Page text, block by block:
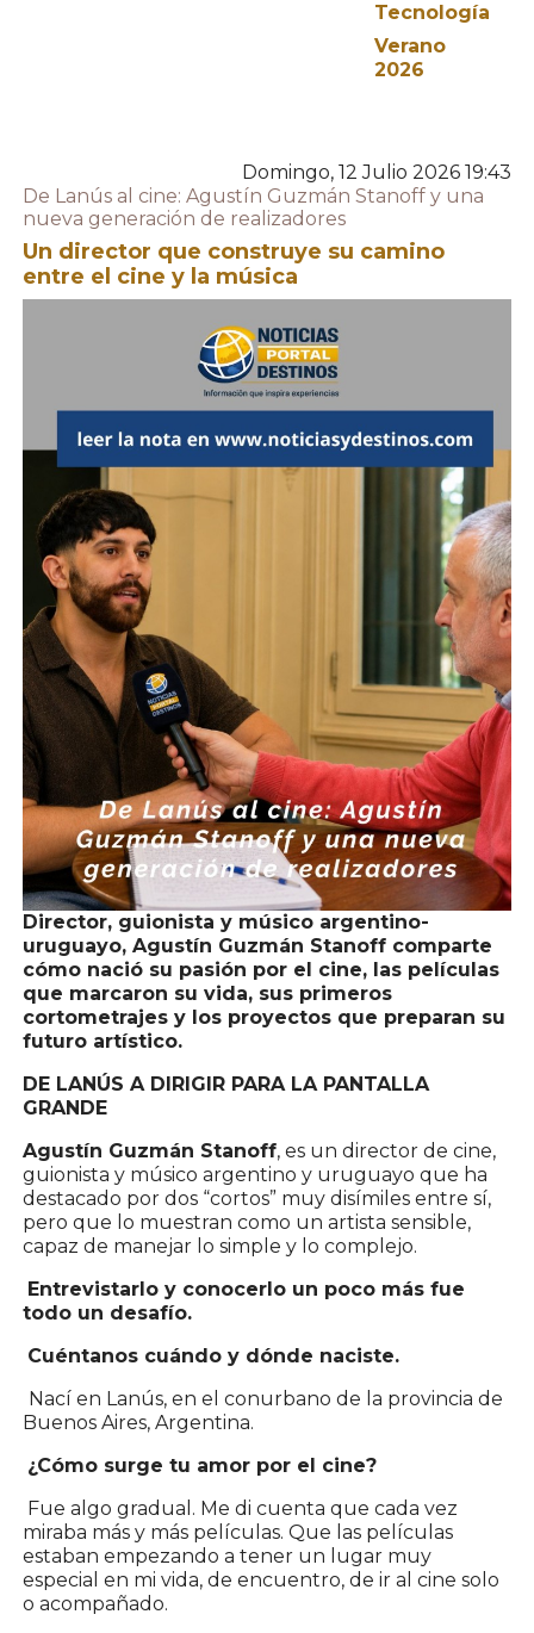
Tecnología
Verano
2026
Domingo, 12 Julio 2026 19:43
De Lanús al cine: Agustín Guzmán Stanoff y una
nueva generación de realizadores
Un director que construye su camino
entre el cine y la música
Director, guionista y músico argentino-
uruguayo, Agustín Guzmán Stanoff comparte
cómo nació su pasión por el cine, las películas
que marcaron su vida, sus primeros
cortometrajes y los proyectos que preparan su
futuro artístico.
DE LANÚS A DIRIGIR PARA LA PANTALLA
GRANDE
Agustín Guzmán Stanoff, es un director de cine,
guionista y músico argentino y uruguayo que ha
destacado por dos “cortos” muy disímiles entre sí,
pero que lo muestran como un artista sensible,
capaz de manejar lo simple y lo complejo.
Entrevistarlo y conocerlo un poco más fue
todo un desafío.
Cuéntanos cuándo y dónde naciste.
Nací en Lanús, en el conurbano de la provincia de
Buenos Aires, Argentina.
¿Cómo surge tu amor por el cine?
Fue algo gradual. Me di cuenta que cada vez
miraba más y más películas. Que las películas
estaban empezando a tener un lugar muy
especial en mi vida, de encuentro, de ir al cine solo
o acompañado.